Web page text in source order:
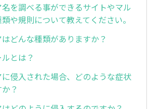
を調べる事ができるサイトやマル
や規則について教えてください。
どんな種類がありますか？
とは？
侵入された場合、どのような症状
？